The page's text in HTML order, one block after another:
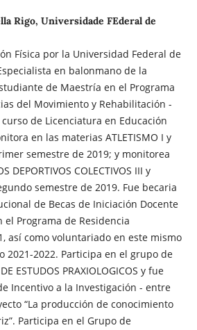
Rigo, Universidade FEderal de
Física por la Universidad Federal de
en balonmano de la
de Maestría en el Programa
del Movimiento y Rehabilitación -
de Licenciatura en Educación
en las materias ATLETISMO I y
semestre de 2019; y monitorea
DEPORTIVOS COLECTIVOS III y
semestre de 2019. Fue becaria
de Becas de Iniciación Docente
el Programa de Residencia
así como voluntariado en este mismo
2021-2022. Participa en el grupo de
ESTUDOS PRAXIOLOGICOS y fue
Incentivo a la Investigación - entre
“La producción de conocimiento
Participa en el Grupo de